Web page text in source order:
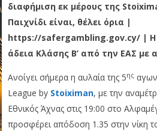
διαφήμιση εκ μέρους της
Παιχνίδι είναι, θέλει όρια |
https://safergambling.gov.cy/ | Η
άδεια Κλάσης Β’ από την ΕΑΣ με
Ανοίγει σήμερα η αυλαία της 5ης
League by Stoiximan, με την
Εθνικός Άχνας στις 19:00 στο
προσφέρει απόδοση 1.35 στην νίκη